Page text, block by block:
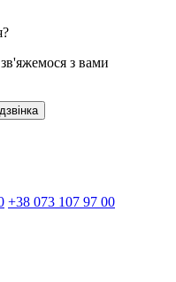
з вами
+38 073 107 97 00